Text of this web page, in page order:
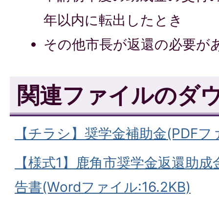
年以内に転出したとき
その他市長が返還の必要が
関連ファイルのダ
【チラシ】奨学金補助金(PDF
【様式1】鹿角市奨学金返還助
告書(Wordファイル:16.2KB)